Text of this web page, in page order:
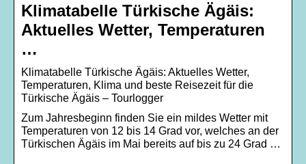
Klimatabelle Türkische Ägäis:
Aktuelles Wetter, Temperaturen
…
Klimatabelle Türkische Ägäis: Aktuelles Wetter,
Temperaturen, Klima und beste Reisezeit für die
Türkische Ägäis – Tourlogger
Zum Jahresbeginn finden Sie ein mildes Wetter mit
Temperaturen von 12 bis 14 Grad vor, welches an der
Türkischen Ägäis im Mai bereits auf bis zu 24 Grad …